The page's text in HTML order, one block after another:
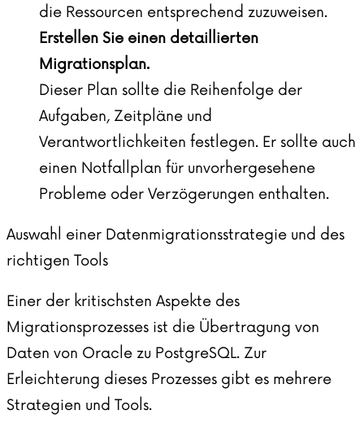
die Ressourcen entsprechend zuzuweisen.
Erstellen Sie einen detaillierten
Migrationsplan.
Dieser Plan sollte die Reihenfolge der
Aufgaben, Zeitpläne und
Verantwortlichkeiten festlegen. Er sollte auch
einen Notfallplan für unvorhergesehene
Probleme oder Verzögerungen enthalten.
Auswahl einer Datenmigrationsstrategie und des
richtigen Tools
Einer der kritischsten Aspekte des
Migrationsprozesses ist die Übertragung von
Daten von Oracle zu PostgreSQL. Zur
Erleichterung dieses Prozesses gibt es mehrere
Strategien und Tools.